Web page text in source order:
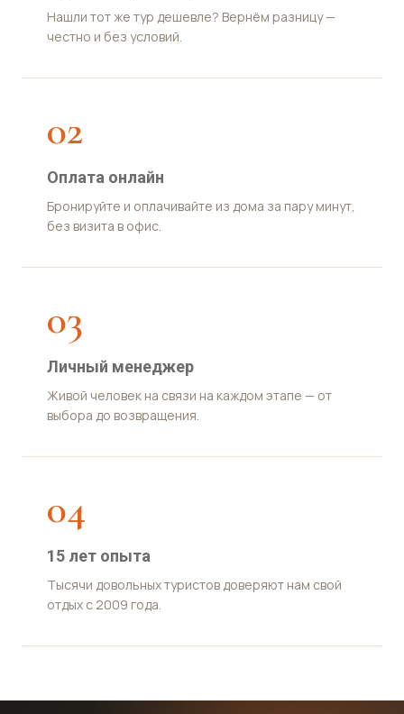
Нашли тот же тур дешевле? Вернём разницу —
честно и без условий.
02
Оплата онлайн
Бронируйте и оплачивайте из дома за пару минут,
без визита в офис.
03
Личный менеджер
Живой человек на связи на каждом этапе — от
выбора до возвращения.
04
15 лет опыта
Тысячи довольных туристов доверяют нам свой
отдых с 2009 года.